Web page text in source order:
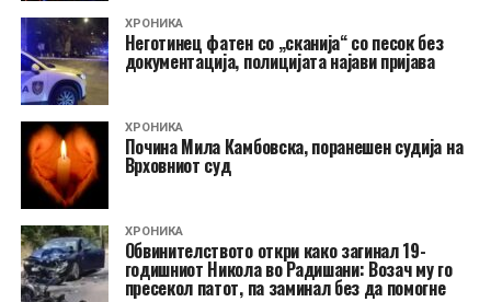
ХРОНИКА
Неготинец фатен со „сканија“ со песок без
документација, полицијата најави пријава
ХРОНИКА
Почина Мила Камбовска, поранешен судија на
Врховниот суд
ХРОНИКА
Обвинителството откри како загинал 19-
годишниот Никола во Радишани: Возач му го
пресекол патот, па заминал без да помогне